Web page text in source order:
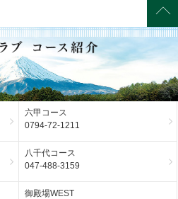
六甲コース
0794-72-1211
八千代コース
047-488-3159
御殿場WEST